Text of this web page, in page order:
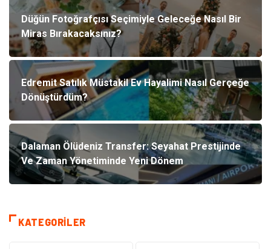
Düğün Fotoğrafçısı Seçimiyle Geleceğe Nasıl Bir
Miras Bırakacaksınız?
Edremit Satılık Müstakil Ev Hayalimi Nasıl Gerçeğe
Dönüştürdüm?
Dalaman Ölüdeniz Transfer: Seyahat Prestijinde
Ve Zaman Yönetiminde Yeni Dönem
KATEGORILER